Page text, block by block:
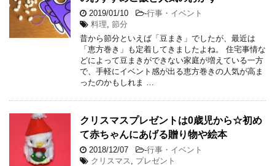
2019/01/10 -行事・イベント
料理 節分
昔から節分といえば「豆まき」でしたが、最近は
「恵方巻き」も定着してきましたよね。 住宅事情な
どによって豆まきができない家庭が増えている一方
で、手軽にイベント感が出る恵方巻きの人気が高ま
ったのかもしれま …
クリスマスプレゼントは0歳児から☆初め
て赤ちゃんにあげる贈り物や絵本
2018/12/07 -行事・イベント
クリスマス
プレゼント